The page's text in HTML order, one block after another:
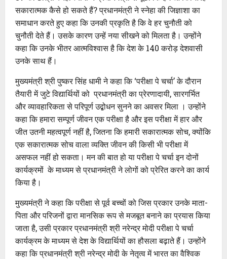
सकारात्मक कैसे हो सकते हैं? प्रधानमंत्री ने स्नेहा की जिज्ञाशा का
समाधान करते हुए कहा कि उनकी प्रकृति है कि वे हर चुनौती को
चुनौती देते हैं। उसके कारण उन्हें नया सीखने को मिलता है। उन्होंने
कहा कि उनके भीतर आत्मविश्वास है कि देश के 140 करोड़ देशवासी
उनके साथ हैं।
मुख्यमंत्री श्री पुष्कर सिंह धामी ने कहा कि ‘परीक्षा पे चर्चा’ के दौरान
तैयारी में जुटे विद्यार्थियों को प्रधानमंत्री का प्रेरणादायी, सारगर्भित
और व्यावहारिकता से परिपूर्ण उद्बोधन सुनने का अवसर मिला । उन्होंने
कहा कि हमारा सम्पूर्ण जीवन एक परीक्षा है और इस परीक्षा में हार और
जीत उतनी महत्वपूर्ण नहीं है, जितना कि हमारी सकारात्मक सोच, क्योंकि
एक सकारात्मक सोच वाला व्यक्ति जीवन की किसी भी परीक्षा में
असफल नहीं हो सकता। मन की बात हो या परीक्षा पे चर्चा इन दोनों
कार्यक्रमों के माध्यम से प्रधानमंत्री ने लोगों को प्रेरित करने का कार्य
किया है।
मुख्यमंत्री ने कहा कि परीक्षा से पूर्व बच्चों को जिस प्रकार उनके माता-
पिता और परिजनों द्वारा मानसिक रूप से मजबूत बनाने का प्रयास किया
जाता है, उसी प्रकार प्रधानमंत्री श्री नरेन्द्र मोदी परीक्षा पे चर्चा
कार्यक्रम के माध्यम से देश के विद्यार्थियों का हौसला बढ़ाते हैं। उन्होंने
कहा कि प्रधानमंत्री श्री नरेन्द्र मोदी के नेतृत्व में भारत का वैश्विक